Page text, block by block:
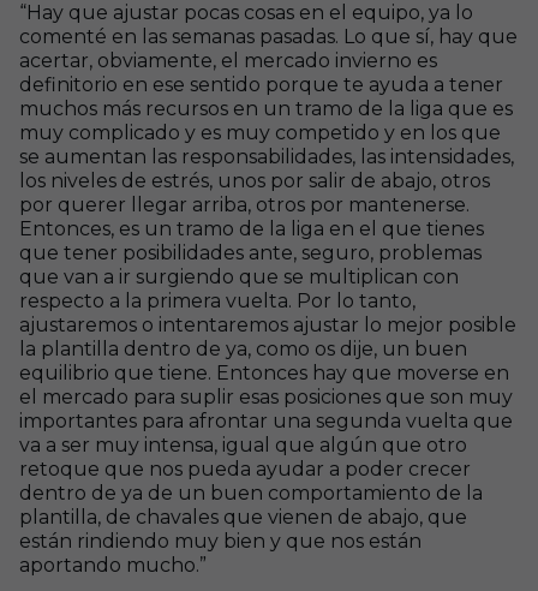
“Hay que ajustar pocas cosas en el equipo, ya lo
comenté en las semanas pasadas. Lo que sí, hay que
acertar, obviamente, el mercado invierno es
definitorio en ese sentido porque te ayuda a tener
muchos más recursos en un tramo de la liga que es
muy complicado y es muy competido y en los que
se aumentan las responsabilidades, las intensidades,
los niveles de estrés, unos por salir de abajo, otros
por querer llegar arriba, otros por mantenerse.
Entonces, es un tramo de la liga en el que tienes
que tener posibilidades ante, seguro, problemas
que van a ir surgiendo que se multiplican con
respecto a la primera vuelta. Por lo tanto,
ajustaremos o intentaremos ajustar lo mejor posible
la plantilla dentro de ya, como os dije, un buen
equilibrio que tiene. Entonces hay que moverse en
el mercado para suplir esas posiciones que son muy
importantes para afrontar una segunda vuelta que
va a ser muy intensa, igual que algún que otro
retoque que nos pueda ayudar a poder crecer
dentro de ya de un buen comportamiento de la
plantilla, de chavales que vienen de abajo, que
están rindiendo muy bien y que nos están
aportando mucho.”